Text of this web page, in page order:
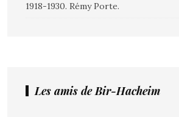
1918-1930. Rémy Porte.
Les amis de Bir-Hacheim